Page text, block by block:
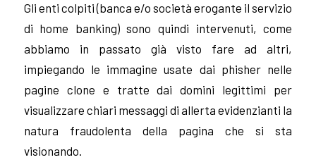
Gli enti colpiti (banca e/o società erogante il servizio
di home banking) sono quindi intervenuti, come
abbiamo in passato già visto fare ad altri,
impiegando le immagine usate dai phisher nelle
pagine clone e tratte dai domini legittimi per
visualizzare chiari messaggi di allerta evidenzianti la
natura fraudolenta della pagina che si sta
visionando.